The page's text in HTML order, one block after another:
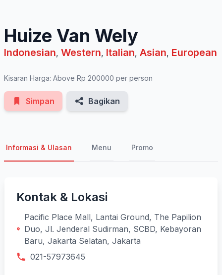
Huize Van Wely
Indonesian, Western, Italian, Asian, European
Kisaran Harga: Above Rp 200000 per person
Simpan Bagikan
Informasi & Ulasan Menu Promo
Kontak & Lokasi
Pacific Place Mall, Lantai Ground, The Papilion
Duo, Jl. Jenderal Sudirman, SCBD, Kebayoran
Baru, Jakarta Selatan, Jakarta
021-57973645